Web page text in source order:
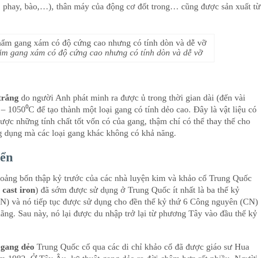
phay, bào,…), thân máy của động cơ đốt trong… cũng được sản xuất từ
gang xám có độ cứng cao nhưng có tính dòn và dễ vỡ
do người Anh phát minh ra được ủ trong thời gian dài (đến vài
1050⁰C để tạo thành một loại gang có tính dẻo cao. Đây là vật liệu có
những tính chất tốt vốn có của gang, thậm chí có thể thay thế cho
mà các loại gang khác không có khả năng.
bốn thập kỷ trước của các nhà luyện kim và khảo cổ Trung Quốc
cast iron) đã sớm được sử dụng ở Trung Quốc ít nhất là ba thế kỷ
và nó tiếp tục được sử dụng cho đền thế kỷ thứ 6 Công nguyên (CN)
Sau này, nó lại được du nhập trở lại từ phương Tây vào đầu thế kỷ
gang dẻo Trung Quốc cổ qua các di chỉ khảo cổ đã được giáo sư Hua